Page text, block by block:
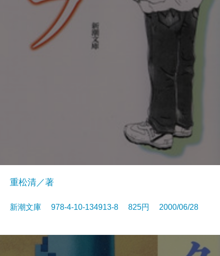
重松清／著
新潮文庫 978-4-10-134913-8 825円 2000/06/28